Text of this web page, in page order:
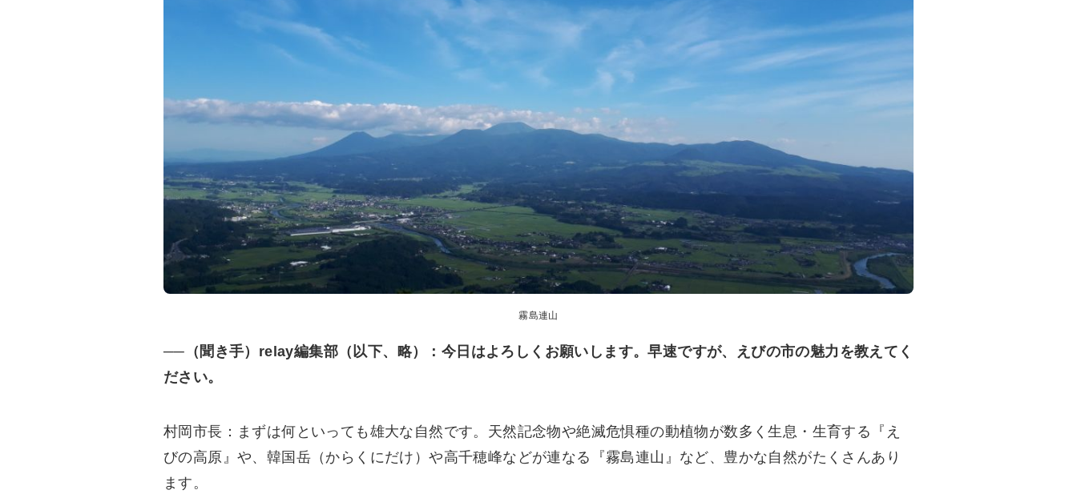
霧島連山
──（聞き手）relay編集部（以下、略）：今日はよろしくお願いします。早速ですが、えびの市の魅力を教えてく
ださい。
村岡市長：まずは何といっても雄大な自然です。天然記念物や絶滅危惧種の動植物が数多く生息・生育する『え
びの高原』や、韓国岳（からくにだけ）や高千穂峰などが連なる『霧島連山』など、豊かな自然がたくさんあり
ます。